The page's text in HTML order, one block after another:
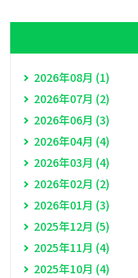
2026年08月 (1)
2026年07月 (2)
2026年06月 (3)
2026年04月 (4)
2026年03月 (4)
2026年02月 (2)
2026年01月 (3)
2025年12月 (5)
2025年11月 (4)
2025年10月 (4)